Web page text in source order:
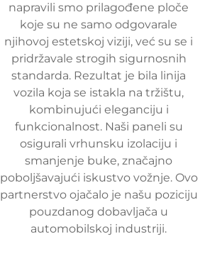
napravili smo prilagođene ploče
koje su ne samo odgovarale
njihovoj estetskoj viziji, već su se i
pridržavale strogih sigurnosnih
standarda. Rezultat je bila linija
vozila koja se istakla na tržištu,
kombinujući eleganciju i
funkcionalnost. Naši paneli su
osigurali vrhunsku izolaciju i
smanjenje buke, značajno
poboljšavajući iskustvo vožnje. Ovo
partnerstvo ojačalo je našu poziciju
pouzdanog dobavljača u
automobilskoj industriji.